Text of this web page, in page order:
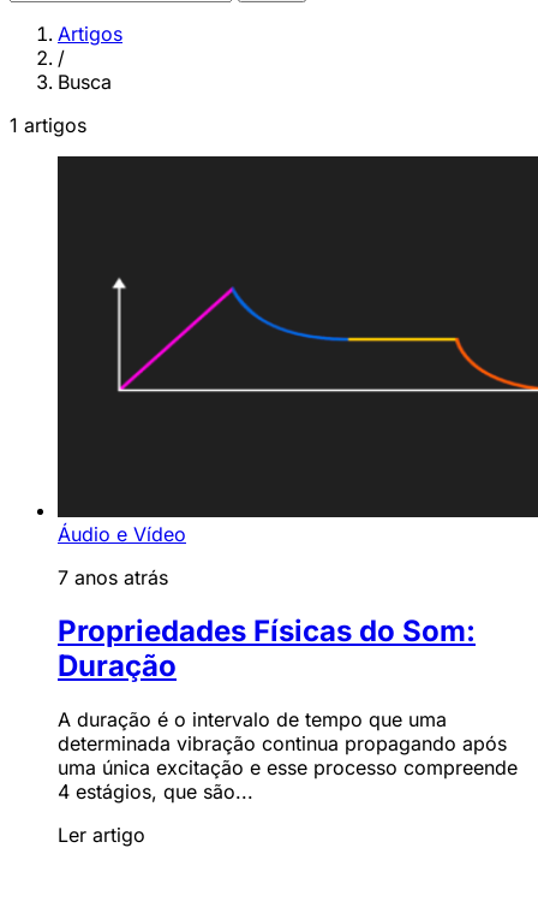
Artigos
/
Busca
1 artigos
Áudio e Vídeo
7 anos atrás
Propriedades Físicas do Som:
Duração
A duração é o intervalo de tempo que uma
determinada vibração continua propagando após
uma única excitação e esse processo compreende
4 estágios, que são...
Ler artigo